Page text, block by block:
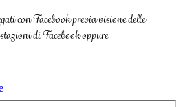
con Facebook previa visione delle
di Facebook oppure